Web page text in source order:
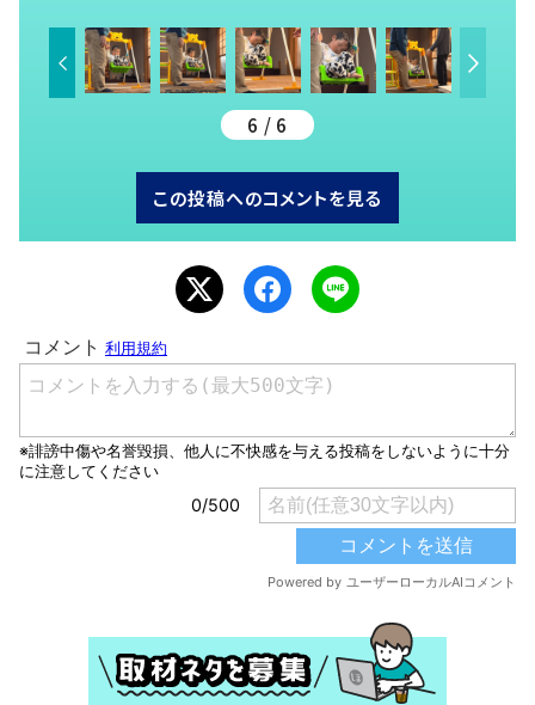
ちゃん好きユー
ザー”からの共
感集まる！
6 / 6
この投稿へのコメントを見る